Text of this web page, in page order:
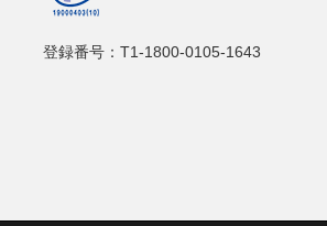
登録番号：T1-1800-0105-1643